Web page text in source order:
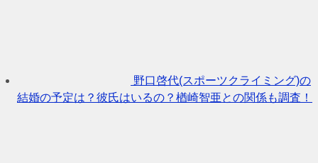
野口啓代(スポーツクライミング)の
結婚の予定は？彼氏はいるの？楢崎智亜との関係も調査！